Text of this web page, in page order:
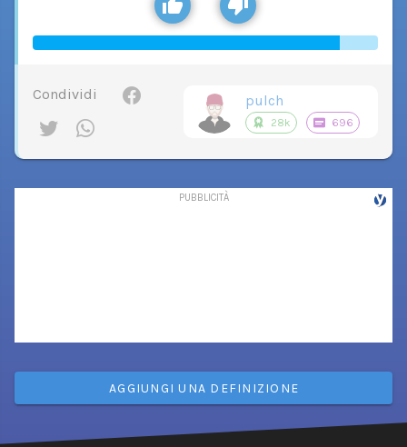
Condividi pulch
28k 696
AGGIUNGI UNA DEFINIZIONE